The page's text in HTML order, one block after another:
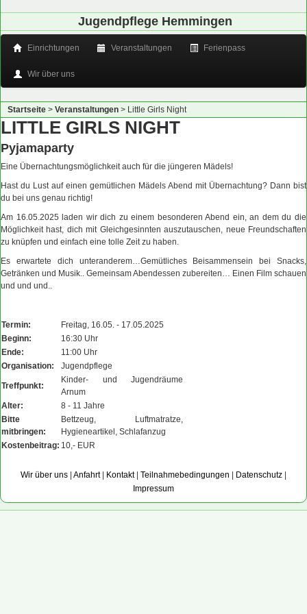
Jugendpflege Hemmingen
Einrichtungen Veranstaltungen Ferienpass
Wir über uns
Startseite > Veranstaltungen > Little Girls Night
LITTLE GIRLS NIGHT
Pyjamaparty
Eine Übernachtungsmöglichkeit auch für die jüngeren Mädels!
Hast du Lust auf einen gemütlichen Mädels Abend mit Übernachtung? Dann bist
du bei uns genau richtig!
Am 16.05.2025 laden wir dich zu einem besonderen Abend ein, an dem du die
Möglichkeit hast, dich mit Gleichgesinnten auszutauschen, neue Freundschaften
zu knüpfen und einfach eine tolle Zeit zu haben.
Es erwartete dich unteranderem…Gemütliches Beisammensein bei Snacks,
Getränken und Musik.. Gemeinsam Abendessen zubereiten… Einen Film schauen
und und und..
Termin:
Freitag, 16.05. - 17.05.2025
Beginn:
16:30 Uhr
Ende:
11:00 Uhr
Organisation:
Jugendpflege
Treffpunkt:
Kinder- und Jugendräume
Arnum
Alter:
8 - 11 Jahre
Bitte
mitbringen:
Bettzeug, Luftmatratze,
Hygieneartikel, Schlafanzug
Kostenbeitrag: 10,- EUR
Wir über uns Anfahrt| Kontakt| Teilnahmebedingungen Datenschutz
Impressum